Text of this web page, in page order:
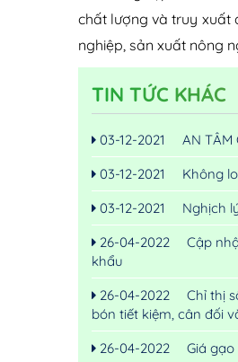
chất lượng và truy xuất
nghiệp, sản xuất nông
TIN TỨC KHÁC
03-12-2021
AN TÂM
03-12-2021
Không
03-12-2021
Nghịch
26-04-2022
Cập
khẩu
26-04-2022
Chỉ thị
bón tiết kiệm, cân đối
26-04-2022
Giá